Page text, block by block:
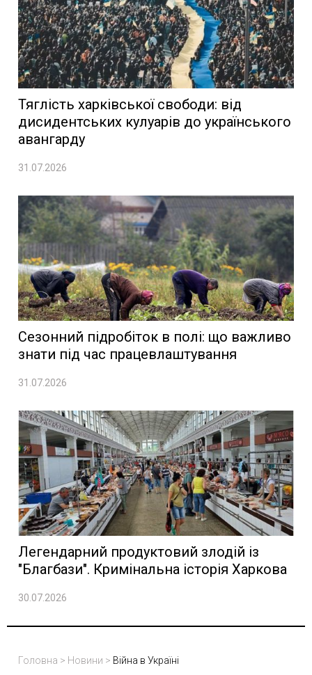
Тяглість харківської свободи: від
дисидентських кулуарів до українського
авангарду
31.07.2026
Сезонний підробіток в полі: що важливо
знати під час працевлаштування
31.07.2026
Легендарний продуктовий злодій із
"Благбази". Кримінальна історія Харкова
30.07.2026
Головна > Новини > Війна в Україні